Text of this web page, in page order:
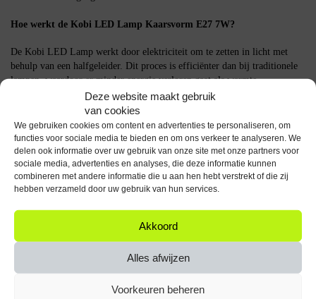
Deze website maakt gebruik
van cookies
We gebruiken cookies om content en advertenties te personaliseren, om
functies voor sociale media te bieden en om ons verkeer te analyseren. We
delen ook informatie over uw gebruik van onze site met onze partners voor
sociale media, advertenties en analyses, die deze informatie kunnen
combineren met andere informatie die u aan hen hebt verstrekt of die zij
hebben verzameld door uw gebruik van hun services.
Akkoord
Alles afwijzen
Voorkeuren beheren
Hoe werkt de Kobi LED Lamp Kaarsvorm E27 7W?
De Kobi LED Lamp werkt door elektriciteit om te zetten in licht met
behulp van een halfgeleider. Dit proces is efficiënter dan bij traditionele
lampen, waardoor er minder energie verloren gaat als warmte.
Belangrijke specificaties
Vermogen: 7W
Lichtopbrengst: 600 lumen
Kleurtemperatuur: 3000K
Fitting: E27
Spanning: 230V
Specificaties